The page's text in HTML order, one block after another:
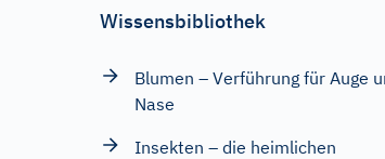
Wissensbibliothek
Blumen – Verführung für Auge
Nase
Insekten – die heimlichen